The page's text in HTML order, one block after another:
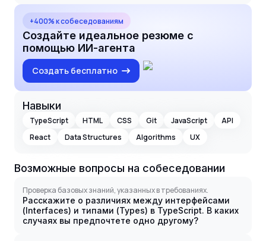
+400% к собеседованиям
Создайте идеальное резюме с
помощью ИИ-агента
Создать бесплатно
Навыки
TypeScript HTML CSS Git JavaScript
API
React
Data Structures Algorithms UX
Возможные вопросы на собеседовании
Проверка базовых знаний, указанных в требованиях.
Расскажите о различиях между интерфейсами
(Interfaces) и типами (Types) в TypeScript. В каких
случаях вы предпочтете одно другому?